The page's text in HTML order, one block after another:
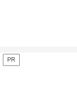
PR